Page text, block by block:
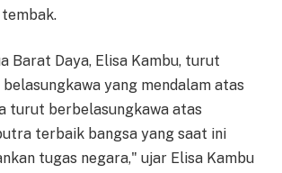
Barat Daya, Elisa Kambu, turut
yang mendalam atas
turut berbelasungkawa atas
terbaik bangsa yang saat ini
tugas negara," ujar Elisa Kambu